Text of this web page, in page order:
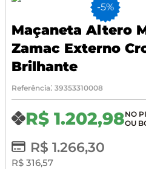
-5%
Maçaneta Altero
Zamac Externo
Brilhante
Referência: 39353310008
R$ 1.202,98
R$ 1.266,30
R$ 316,57